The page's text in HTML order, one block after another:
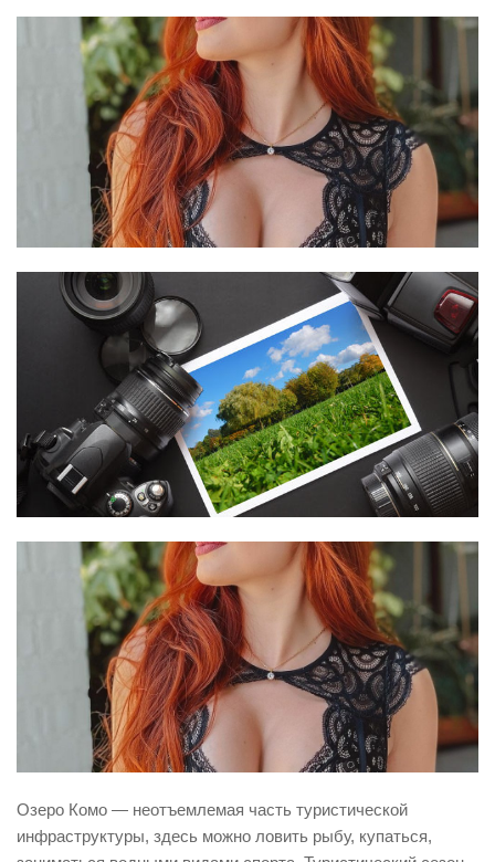
Озеро Комо — неотъемлемая часть туристической
инфраструктуры, здесь можно ловить рыбу, купаться,